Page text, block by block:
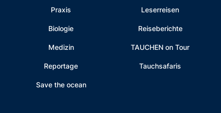
Praxis
Biologie
Medizin
Reportage
Save the ocean
Leserreisen
Reiseberichte
TAUCHEN on Tour
Tauchsafaris